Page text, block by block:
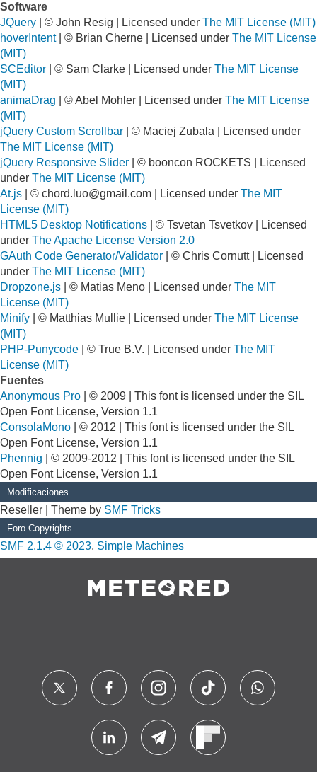
Software
JQuery | © John Resig | Licensed under The MIT License (MIT)
hoverIntent| © Brian Cherne | Licensed under The MIT License
(MIT)
SCEditor | © Sam Clarke | Licensed under The MIT License
(MIT)
animaDrag | © Abel Mohler | Licensed under The MIT License
(MIT)
jQuery Custom Scrollbar | © Maciej Zubala | Licensed under
The MIT License (MIT)
jQuery Responsive Slider | © booncon ROCKETS | Licensed
under The MIT License (MIT)
At.js | © chord.luo@gmail.com | Licensed under The MIT
License (MIT)
HTML5 Desktop Notifications | © Tsvetan Tsvetkov | Licensed
under The Apache License Version 2.0
GAuth Code Generator/Validator | © Chris Cornutt | Licensed
under The MIT License (MIT)
Dropzone.js | © Matias Meno | Licensed under The MIT
License (MIT)
Minify | © Matthias Mullie | Licensed under The MIT License
(MIT)
PHP-Punycode | © True B.V. | Licensed under The MIT
License (MIT)
Fuentes
Anonymous Pro | © 2009 | This font is licensed under the SIL
Open Font License, Version 1.1
ConsolaMono | © 2012 | This font is licensed under the SIL
Open Font License, Version 1.1
Phennig | © 2009-2012 | This font is licensed under the SIL
Open Font License, Version 1.1
Modificaciones
Reseller | Theme by SMF Tricks
Foro Copyrights
SMF 2.1.4 © 2023, Simple Machines